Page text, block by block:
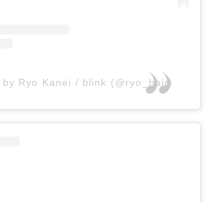
Ryo Kanei / blink (@ryo_hair)